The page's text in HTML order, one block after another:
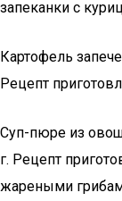
запеканки с
Картофель
Рецепт
Суп-пюре из
г. Рецепт
жареными